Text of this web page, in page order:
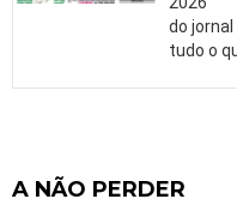
do
tudo o
A NÃO PERDER